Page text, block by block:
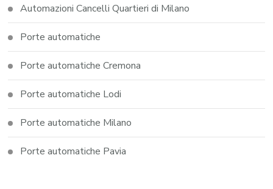
Automazioni Cancelli Quartieri di Milano
Porte automatiche
Porte automatiche Cremona
Porte automatiche Lodi
Porte automatiche Milano
Porte automatiche Pavia